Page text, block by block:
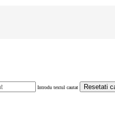
Introdu textul cautat Resetati